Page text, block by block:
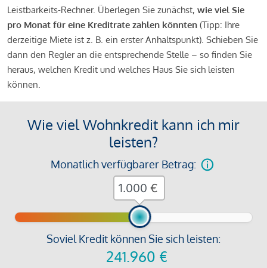
Leistbarkeits-Rechner. Überlegen Sie zunächst, wie viel Sie
pro Monat für eine Kreditrate zahlen könnten (Tipp: Ihre
derzeitige Miete ist z. B. ein erster Anhaltspunkt). Schieben Sie
dann den Regler an die entsprechende Stelle – so finden Sie
heraus, welchen Kredit und welches Haus Sie sich leisten
können.
Wie viel Wohnkredit kann ich mir
leisten?
Monatlich verfügbarer Betrag:
Soviel Kredit können Sie sich leisten:
241.960 €
€